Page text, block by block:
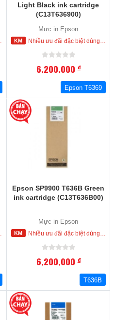
Light Black ink cartridge
(C13T636900)
Mực in Epson
Nhiều ưu đãi đặc biệt dùng cho khách hàng đặt mua ngay trong hôm nay
6,200,000đ
Epson T6369
Epson SP9900 T636B Green
ink cartridge (C13T636B00)
Mực in Epson
Nhiều ưu đãi đặc biệt dùng cho khách hàng đặt mua ngay trong hôm nay
6,200,000đ
T636B